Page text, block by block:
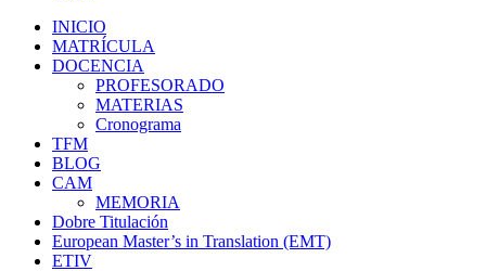
INICIO
MATRÍCULA
DOCENCIA
PROFESORADO
MATERIAS
Cronograma
TFM
BLOG
CAM
MEMORIA
Dobre Titulación
European Master’s in Translation (EMT)
ETIV